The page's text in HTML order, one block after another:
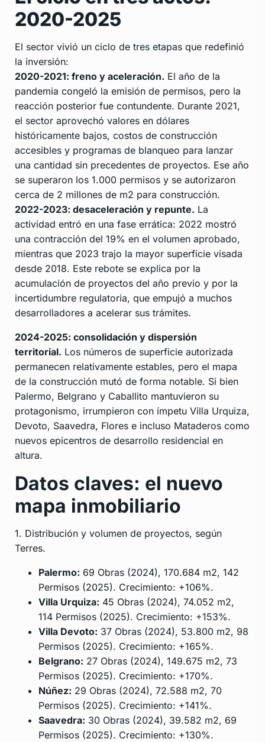
2020-2025
El sector vivió un ciclo de tres etapas que redefinió
la inversión:
2020-2021: freno y aceleración. El año de la
pandemia congeló la emisión de permisos, pero la
reacción posterior fue contundente. Durante 2021,
el sector aprovechó valores en dólares
históricamente bajos, costos de construcción
accesibles y programas de blanqueo para lanzar
una cantidad sin precedentes de proyectos. Ese año
se superaron los 1.000 permisos y se autorizaron
cerca de 2 millones de m2 para construcción.
2022-2023: desaceleración y repunte. La
actividad entró en una fase errática: 2022 mostró
una contracción del 19% en el volumen aprobado,
mientras que 2023 trajo la mayor superficie visada
desde 2018. Este rebote se explica por la
acumulación de proyectos del año previo y por la
incertidumbre regulatoria, que empujó a muchos
desarrolladores a acelerar sus trámites.
2024-2025: consolidación y dispersión
territorial. Los números de superficie autorizada
permanecen relativamente estables, pero el mapa
de la construcción mutó de forma notable. Si bien
Palermo, Belgrano y Caballito mantuvieron su
protagonismo, irrumpieron con ímpetu Villa Urquiza,
Devoto, Saavedra, Flores e incluso Mataderos como
nuevos epicentros de desarrollo residencial en
altura.
Datos claves: el nuevo
mapa inmobiliario
1. Distribución y volumen de proyectos, según
Terres.
Palermo: 69 Obras (2024), 170.684 m2, 142
Permisos (2025). Crecimiento: +106%.
Villa Urquiza: 45 Obras (2024), 74.052 m2,
114 Permisos (2025). Crecimiento: +153%.
Villa Devoto: 37 Obras (2024), 53.800 m2, 98
Permisos (2025). Crecimiento: +165%.
Belgrano: 27 Obras (2024), 149.675 m2, 73
Permisos (2025). Crecimiento: +170%.
Núñez: 29 Obras (2024), 72.588 m2, 70
Permisos (2025). Crecimiento: +141%.
Saavedra: 30 Obras (2024), 39.582 m2, 69
Permisos (2025). Crecimiento: +130%.